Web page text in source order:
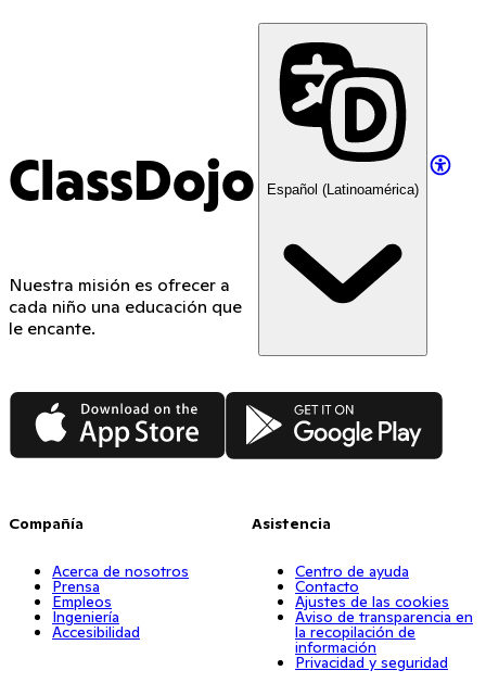
ClassDojo
Nuestra misión es ofrecer a
cada niño una educación que
le encante.
Español (Latinoamérica)
App Store Google Play
Compañía
Acerca de nosotros
Prensa
Empleos
Ingeniería
Accesibilidad
Asistencia
Centro de ayuda
Contacto
Ajustes de las cookies
Aviso de transparencia en
la recopilación de
información
Privacidad y seguridad